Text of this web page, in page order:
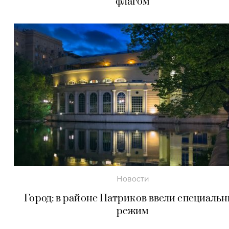
Новости
Город: в районе Патриков ввели
режим